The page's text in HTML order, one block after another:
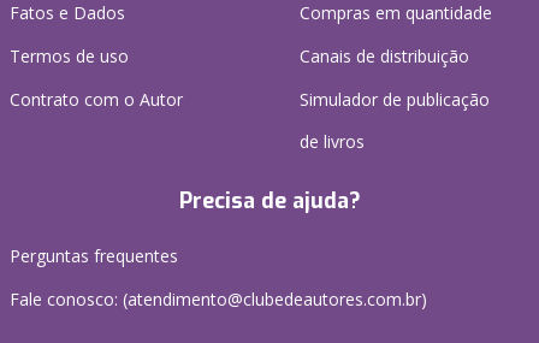
Fatos e Dados
Termos de uso
Contrato com o Autor
Compras em quantidade
Canais de distribuição
Simulador de publicação
de livros
Precisa de ajuda?
Perguntas frequentes
Fale conosco: (atendimento@clubedeautores.com.br)